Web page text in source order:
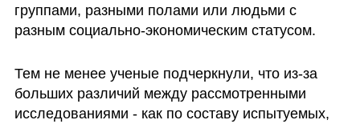
группами, разными полами или людьми с
разным социально-экономическим статусом.
Тем не менее ученые подчеркнули, что из-за
больших различий между рассмотренными
исследованиями - как по составу испытуемых,